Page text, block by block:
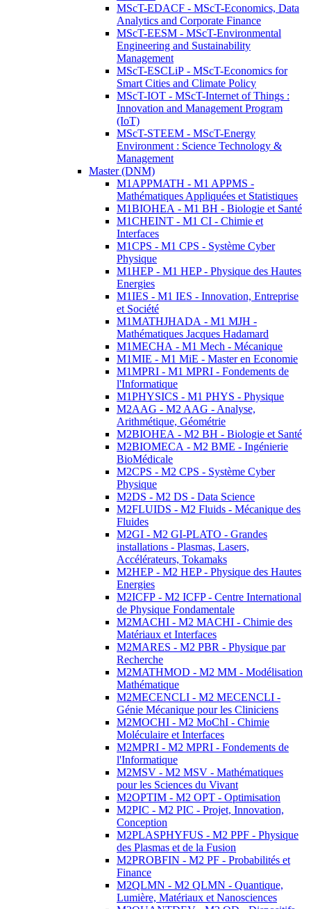
MScT-EDACF - MScT-Economics, Data
Analytics and Corporate Finance
MScT-EESM - MScT-Environmental
Engineering and Sustainability
Management
MScT-ESCLiP - MScT-Economics for
Smart Cities and Climate Policy
MScT-IOT - MScT-Internet of Things :
Innovation and Management Program
(IoT)
MScT-STEEM - MScT-Energy
Environment : Science Technology &
Management
Master (DNM)
M1APPMATH - M1 APPMS -
Mathématiques Appliquées et Statistiques
M1BIOHEA - M1 BH - Biologie et Santé
M1CHEINT - M1 CI - Chimie et
Interfaces
M1CPS - M1 CPS - Système Cyber
Physique
M1HEP - M1 HEP - Physique des Hautes
Energies
M1IES - M1 IES - Innovation, Entreprise
et Société
M1MATHJHADA - M1 MJH -
Mathématiques Jacques Hadamard
M1MECHA - M1 Mech - Mécanique
M1MIE - M1 MiE - Master en Economie
M1MPRI - M1 MPRI - Fondements de
l'Informatique
M1PHYSICS - M1 PHYS - Physique
M2AAG - M2 AAG - Analyse,
Arithmétique, Géométrie
M2BIOHEA - M2 BH - Biologie et Santé
M2BIOMECA - M2 BME - Ingénierie
BioMédicale
M2CPS - M2 CPS - Système Cyber
Physique
M2DS - M2 DS - Data Science
M2FLUIDS - M2 Fluids - Mécanique des
Fluides
M2GI - M2 GI-PLATO - Grandes
installations - Plasmas, Lasers,
Accélérateurs, Tokamaks
M2HEP - M2 HEP - Physique des Hautes
Energies
M2ICFP - M2 ICFP - Centre International
de Physique Fondamentale
M2MACHI - M2 MACHI - Chimie des
Matériaux et Interfaces
M2MARES - M2 PBR - Physique par
Recherche
M2MATHMOD - M2 MM - Modélisation
Mathématique
M2MECENCLI - M2 MECENCLI -
Génie Mécanique pour les Cliniciens
M2MOCHI - M2 MoChI - Chimie
Moléculaire et Interfaces
M2MPRI - M2 MPRI - Fondements de
l'Informatique
M2MSV - M2 MSV - Mathématiques
pour les Sciences du Vivant
M2OPTIM - M2 OPT - Optimisation
M2PIC - M2 PIC - Projet, Innovation,
Conception
M2PLASPHYFUS - M2 PPF - Physique
des Plasmas et de la Fusion
M2PROBFIN - M2 PF - Probabilités et
Finance
M2QLMN - M2 QLMN - Quantique,
Lumière, Matériaux et Nanosciences